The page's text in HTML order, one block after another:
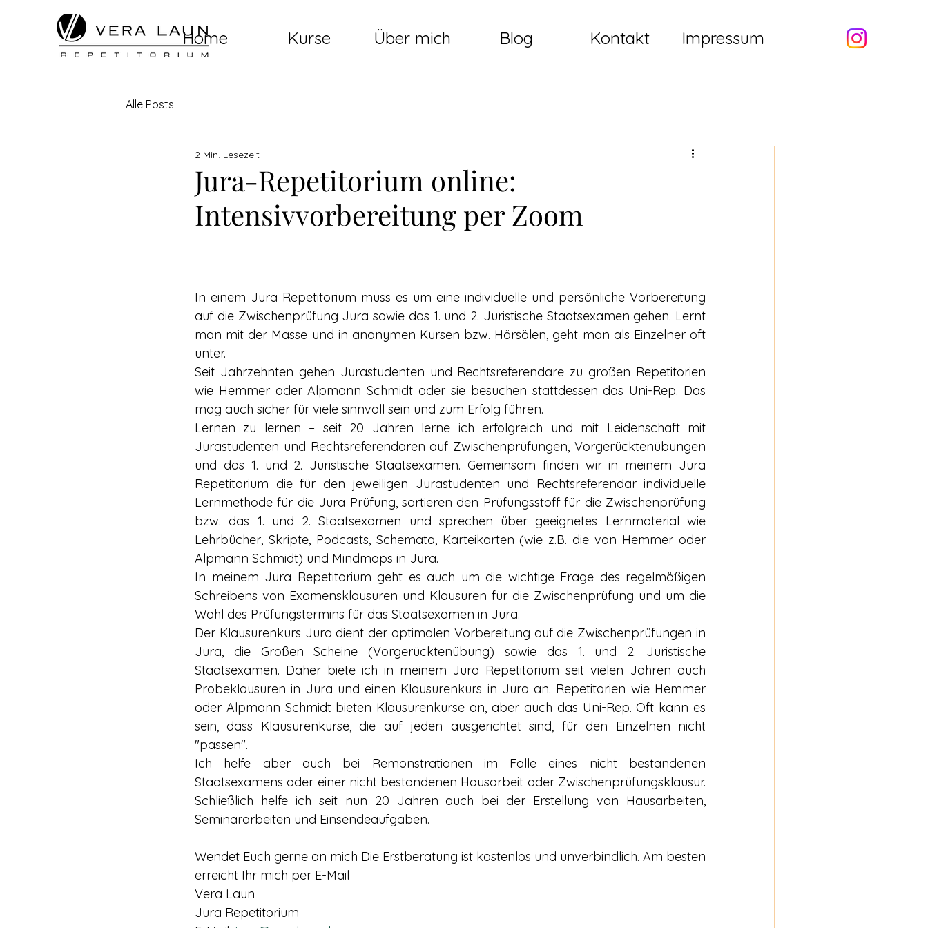
Home Kurse Über mich Blog Kontakt Impressum
Alle Posts
Jura-Repetitorium online:
Intensivvorbereitung per Zoom
2 Min. Lesezeit
In einem Jura Repetitorium muss es um eine individuelle und persönliche Vorbereitung
auf die Zwischenprüfung Jura sowie das 1. und 2. Juristische Staatsexamen gehen. Lernt
man mit der Masse und in anonymen Kursen bzw. Hörsälen, geht man als Einzelner oft
unter.
Seit Jahrzehnten gehen Jurastudenten und Rechtsreferendare zu großen Repetitorien
wie Hemmer oder Alpmann Schmidt oder sie besuchen stattdessen das Uni-Rep. Das
mag auch sicher für viele sinnvoll sein und zum Erfolg führen.
Lernen zu lernen – seit 20 Jahren lerne ich erfolgreich und mit Leidenschaft mit
Jurastudenten und Rechtsreferendaren auf Zwischenprüfungen, Vorgerücktenübungen
und das 1. und 2. Juristische Staatsexamen. Gemeinsam finden wir in meinem Jura
Repetitorium die für den jeweiligen Jurastudenten und Rechtsreferendar individuelle
Lernmethode für die Jura Prüfung, sortieren den Prüfungsstoff für die Zwischenprüfung
bzw. das 1. und 2. Staatsexamen und sprechen über geeignetes Lernmaterial wie
Lehrbücher, Skripte, Podcasts, Schemata, Karteikarten (wie z.B. die von Hemmer oder
Alpmann Schmidt) und Mindmaps in Jura.
In meinem Jura Repetitorium geht es auch um die wichtige Frage des regelmäßigen
Schreibens von Examensklausuren und Klausuren für die Zwischenprüfung und um die
Wahl des Prüfungstermins für das Staatsexamen in Jura.
Der Klausurenkurs Jura dient der optimalen Vorbereitung auf die Zwischenprüfungen in
Jura, die Großen Scheine (Vorgerücktenübung) sowie das 1. und 2. Juristische
Staatsexamen. Daher biete ich in meinem Jura Repetitorium seit vielen Jahren auch
Probeklausuren in Jura und einen Klausurenkurs in Jura an. Repetitorien wie Hemmer
oder Alpmann Schmidt bieten Klausurenkurse an, aber auch das Uni-Rep. Oft kann es
sein, dass Klausurenkurse, die auf jeden ausgerichtet sind, für den Einzelnen nicht
"passen".
Ich helfe aber auch bei Remonstrationen im Falle eines nicht bestandenen
Staatsexamens oder einer nicht bestandenen Hausarbeit oder Zwischenprüfungsklausur.
Schließlich helfe ich seit nun 20 Jahren auch bei der Erstellung von Hausarbeiten,
Seminararbeiten und Einsendeaufgaben.
Wendet Euch gerne an mich Die Erstberatung ist kostenlos und unverbindlich. Am besten
erreicht Ihr mich per E-Mail
Vera Laun
Jura Repetitorium